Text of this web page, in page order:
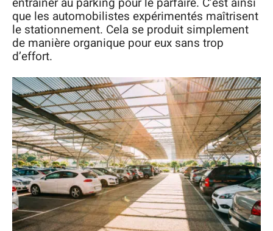
que les automobilistes expérimentés maîtrisent
le stationnement. Cela se produit simplement
de manière organique pour eux sans trop
d’effort.